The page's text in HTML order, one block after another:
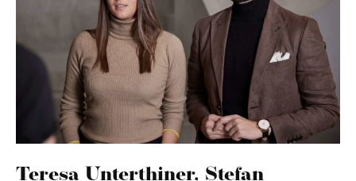
Teresa Unterthiner, Stefan